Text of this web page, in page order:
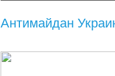
Антимайдан